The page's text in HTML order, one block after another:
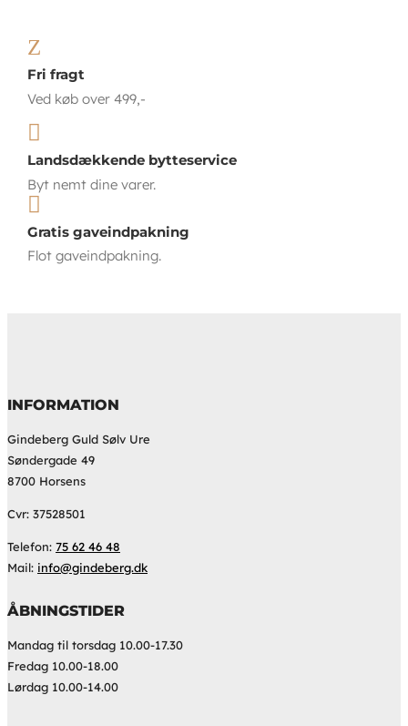
Z
Fri fragt
Ved køb over 499,-

Landsdækkende bytteservice
Byt nemt dine varer.

Gratis gaveindpakning
Flot gaveindpakning.
INFORMATION
Gindeberg Guld Sølv Ure
Søndergade 49
8700 Horsens
Cvr: 37528501
Telefon: 75 62 46 48
Mail: info@gindeberg.dk
ÅBNINGSTIDER
Mandag til torsdag 10.00-17.30
Fredag 10.00-18.00
Lørdag 10.00-14.00